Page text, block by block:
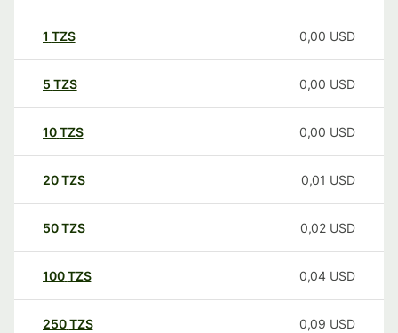
1 TZS 0,00 USD
5 TZS 0,00 USD
10TZS 0,00 USD
20TZS 0,01 USD
50TZS 0,02 USD
100TZS 0,04 USD
250TZS 0,09 USD